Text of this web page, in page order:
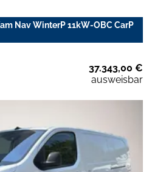
Nav WinterP 11kW-OBC CarP
37.343,00 €
ausweisbar